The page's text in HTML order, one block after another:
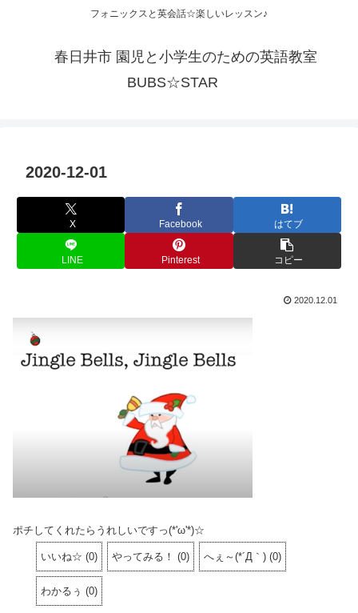
フォニックスと英会話☆楽しいレッスン♪
春日井市 園児と小学生のための英語教室
BUBS☆STAR
2020-12-01
X Facebook はてブ
LINE Pinterest コピー
2020.12.01
ポチしてくれたらうれしいですっ(*'ω'*)☆
いいね☆ (0) やってみる！ (0) へぇ～(*´Д｀) (0)
わかるぅ (0)